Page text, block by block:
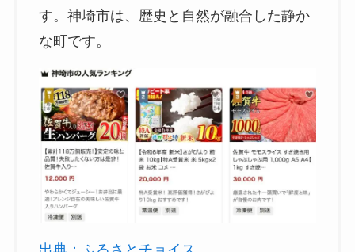
す。神埼市は、歴史と自然が融合した静か
な町です。